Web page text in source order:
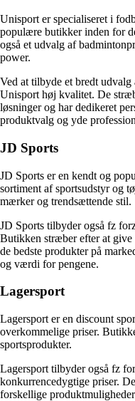
Unisport er specialiseret i
populære butikker inden for
også et udvalg af
power.
Ved at tilbyde et bredt
Unisport høj kvalitet. De
løsninger og har dedikeret
produktvalg og yde
JD Sports
JD Sports er en kendt og
sortiment af sportsudstyr og
mærker og trendsættende stil.
JD Sports tilbyder også fz
Butikken stræber efter at
de bedste produkter på
og værdi for pengene.
Lagersport
Lagersport er en discount
overkommelige priser.
sportsprodukter.
Lagersport tilbyder også fz
konkurrencedygtige priser.
forskellige